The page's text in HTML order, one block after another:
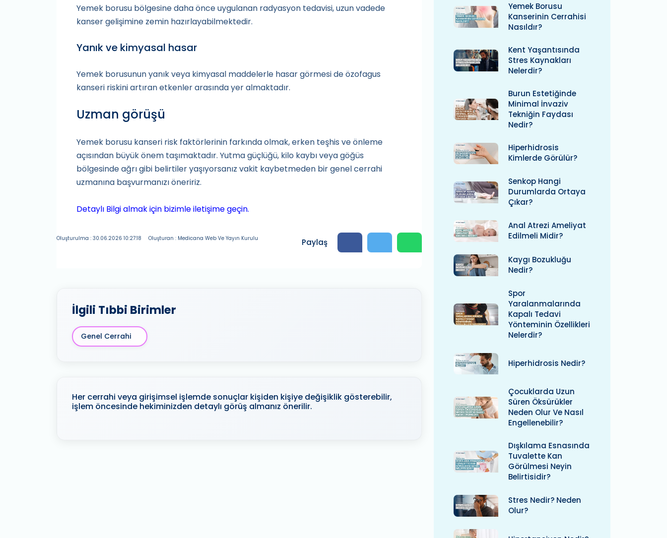
Yemek borusu bölgesine daha önce uygulanan radyasyon tedavisi, uzun vadede
kanser gelişimine zemin hazırlayabilmektedir.
Yanık ve kimyasal hasar
Yemek borusunun yanık veya kimyasal maddelerle hasar görmesi de özofagus
kanseri riskini artıran etkenler arasında yer almaktadır.
Uzman görüşü
Yemek borusu kanseri risk faktörlerinin farkında olmak, erken teşhis ve önleme
açısından büyük önem taşımaktadır. Yutma güçlüğü, kilo kaybı veya göğüs
bölgesinde ağrı gibi belirtiler yaşıyorsanız vakit kaybetmeden bir genel cerrahi
uzmanına başvurmanızı öneririz.
Detaylı Bilgi almak için bizimle iletişime geçin.
Oluşturulma : 30.06.2026 10:27:18 Oluşturan : Medicana Web Ve Yayın Kurulu Paylaş
İlgili Tıbbi Birimler
Genel Cerrahi
Her cerrahi veya girişimsel işlemde sonuçlar kişiden kişiye değişiklik gösterebilir,
işlem öncesinde hekiminizden detaylı görüş almanız önerilir.
Yemek Borusu
Kanserinin Cerrahisi
Nasıldır?
Kent Yaşantısında
Stres Kaynakları
Nelerdir?
Burun Estetiğinde
Minimal İnvaziv
Tekniğin Faydası
Nedir?
Hiperhidrosis
Kimlerde Görülür?
Senkop Hangi
Durumlarda Ortaya
Çıkar?
Anal Atrezi Ameliyat
Edilmeli Midir?
Kaygı Bozukluğu
Nedir?
Spor
Yaralanmalarında
Kapalı Tedavi
Yönteminin Özellikleri
Nelerdir?
Hiperhidrosis Nedir?
Çocuklarda Uzun
Süren Öksürükler
Neden Olur Ve Nasıl
Engellenebilir?
Dışkılama Esnasında
Tuvalette Kan
Görülmesi Neyin
Belirtisidir?
Stres Nedir? Neden
Olur?